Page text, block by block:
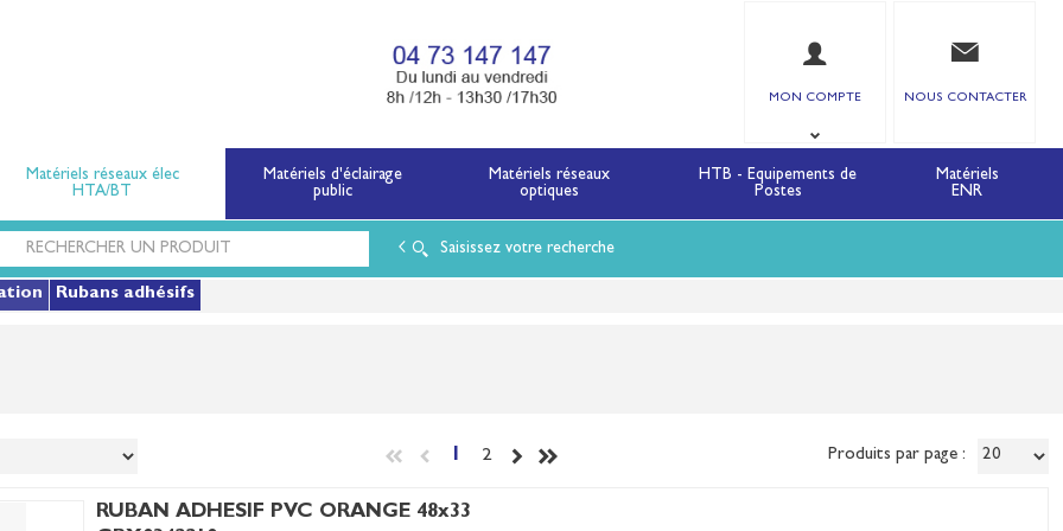
MON COMPTE NOUS CONTACTER
Matériels réseaux élec
HTA/BT
Matériels d'éclairage
public
Matériels réseaux
optiques
HTB - Equipements de
Postes
Matériels
ENR
Saisissez votre recherche
Rubans adhésifs
1 2 Produits par page :
RUBAN ADHESIF PVC ORANGE 48x33